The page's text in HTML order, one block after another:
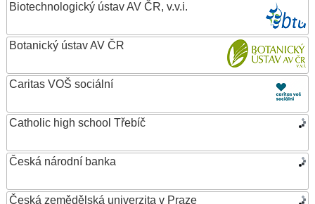
Biotechnologický ústav AV ČR, v.v.i.
Botanický ústav AV ČR
Caritas VOŠ sociální
Catholic high school Třebíč
Česká národní banka
Česká zemědělská univerzita v Praze